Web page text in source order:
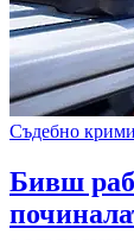
Съдебно
Бивш